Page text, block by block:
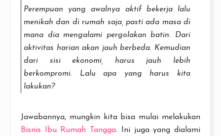
Perempuan yang awalnya aktif bekerja lalu
menikah dan di rumah saja, pasti ada masa di
mana dia mengalami pergolakan batin. Dari
aktivitas harian akan jauh berbeda. Kemudian
dari sisi ekonomi, harus jauh lebih
berkompromi. Lalu apa yang harus kita
lakukan?
Jawabannya, mungkin kita bisa mulai melakukan
Bisnis Ibu Rumah Tangga. Ini juga yang dialami